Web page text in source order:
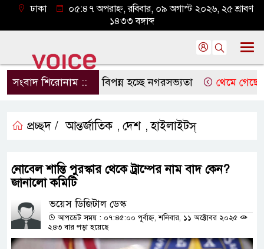
ঢাকা
০৫:৪৭ অপরাহ্ন, রবিবার, ০৯ অগাস্ট ২০২৬, ২৫ শ্রাবণ
১৪৩৩ বঙ্গাব্দ
সংবাদ শিরোনাম ::
নদী মরছে, বিপন্ন হচ্ছে নগরসভ্যতা থেমে গেছে
প্রচ্ছদ / আন্তর্জাতিক , দেশ ,হাইলাইটস্
নোবেল শান্তি পুরস্কার থেকে ট্রাম্পের নাম বাদ কেন?
জানালো কমিটি
ভয়েস ডিজিটাল ডেস্ক
আপডেট সময় : ০৭:৪৫:০০ পূর্বাহ্ন, শনিবার, ১১ অক্টোবর ২০২৫
২৪৩ বার পড়া হয়েছে